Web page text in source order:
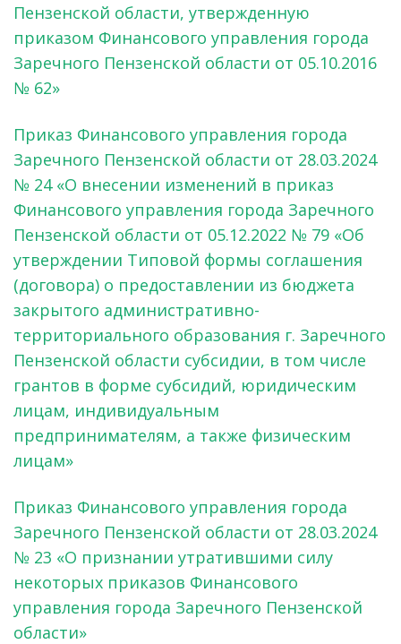
Пензенской области, утвержденную
приказом Финансового управления города
Заречного Пензенской области от 05.10.2016
№ 62»
Приказ Финансового управления города
Заречного Пензенской области от 28.03.2024
№ 24 «О внесении изменений в приказ
Финансового управления города Заречного
Пензенской области от 05.12.2022 № 79 «Об
утверждении Типовой формы соглашения
(договора) о предоставлении из бюджета
закрытого административно-
территориального образования г. Заречного
Пензенской области субсидии, в том числе
грантов в форме субсидий, юридическим
лицам, индивидуальным
предпринимателям, а также физическим
лицам»
Приказ Финансового управления города
Заречного Пензенской области от 28.03.2024
№ 23 «О признании утратившими силу
некоторых приказов Финансового
управления города Заречного Пензенской
области»